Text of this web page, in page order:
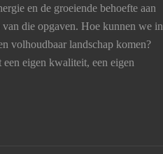
en de groeiende behoefte aan
die opgaven. Hoe kunnen we in
volhoudbaar landschap komen?
eigen kwaliteit, een eigen